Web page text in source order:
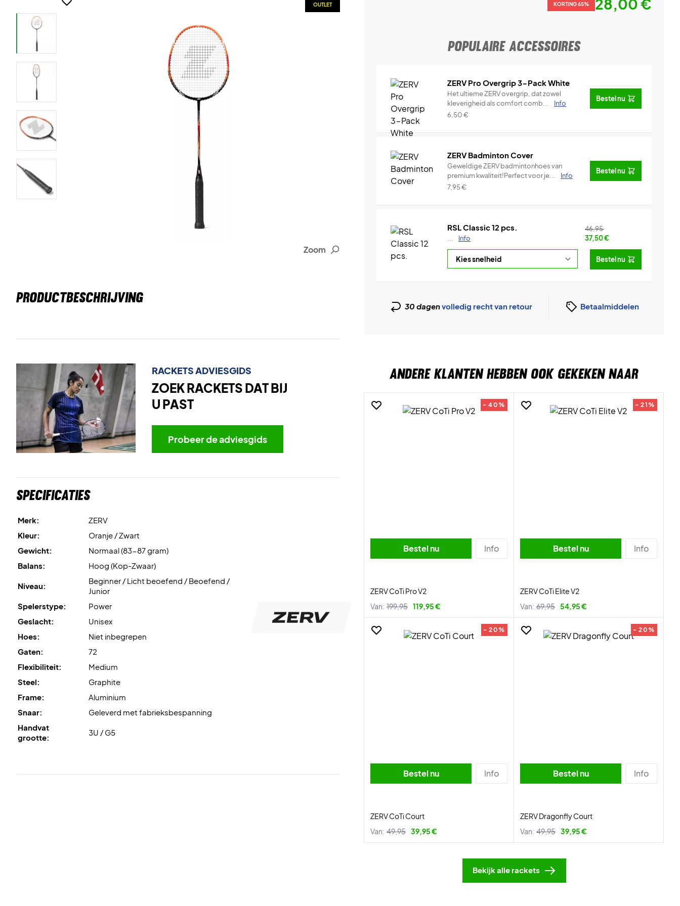
Zoom
OUTLET
PRODUCTBESCHRIJVING
RACKETS ADVIESGIDS
ZOEK RACKETS DAT BIJ
U PAST
Probeer de adviesgids
Specificaties
Merk:
ZERV
Kleur:
Oranje / Zwart
Gewicht:
Normaal (83-87 gram)
Balans:
Hoog (Kop-Zwaar)
Niveau:
Beginner / Licht beoefend / Beoefend /
Junior
Spelerstype:
Power
Geslacht:
Unisex
Hoes:
Niet inbegrepen
Gaten:
72
Flexibiliteit:
Medium
Steel:
Graphite
Frame:
Aluminium
Snaar:
Geleverd met fabrieksbespanning
Handvat
grootte:
3U / G5
KORTING 65% 28,00 €
POPULAIRE ACCESSOIRES
ZERV Pro Overgrip 3-Pack White
Het ultieme ZERV overgrip, dat zowel
kleverigheid als comfort comb...
Info
6,50€
Bestel nu
ZERV Badminton Cover
Geweldige ZERV badmintonhoes van
premium kwaliteit!Perfect voor je...
Info
7,95€
Bestel nu
RSL Classic 12 pcs.
Info
46,95
37,50€
Bestel nu
30 dagenvolledig recht van retour Betaalmiddelen
ANDERE KLANTEN HEBBEN OOK GEKEKEN NAAR
- 40%
Bestel nu Info
ZERV CoTi Pro V2
Van: 199,95 119,95 €
- 21%
Bestel nu Info
ZERV CoTi Elite V2
Van: 69,95 54,95 €
- 20%
Bestel nu Info
ZERV CoTi Court
Van: 49,95 39,95 €
- 20%
Bestel nu Info
ZERV Dragonfly Court
Van: 49,95 39,95 €
Bekijk alle rackets